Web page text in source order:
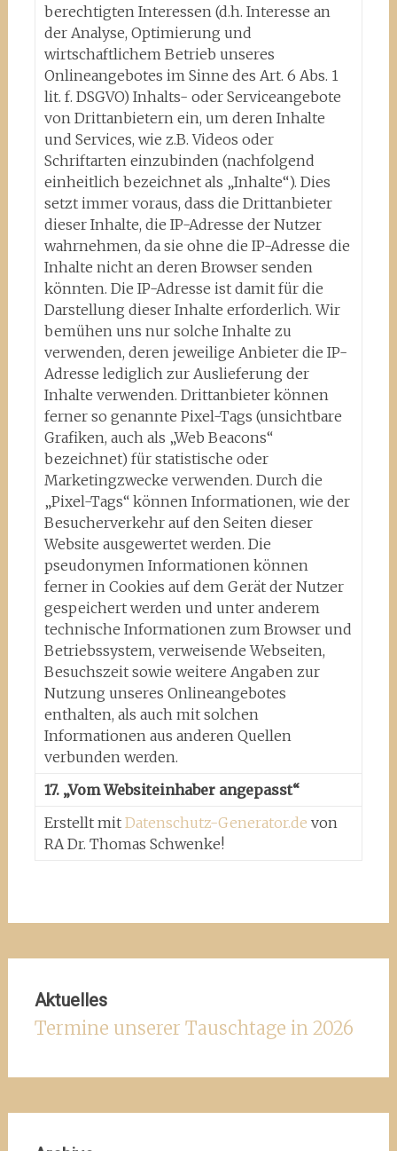
berechtigten Interessen (d.h. Interesse an
der Analyse, Optimierung und
wirtschaftlichem Betrieb unseres
Onlineangebotes im Sinne des Art. 6 Abs. 1
lit. f. DSGVO) Inhalts- oder Serviceangebote
von Drittanbietern ein, um deren Inhalte
und Services, wie z.B. Videos oder
Schriftarten einzubinden (nachfolgend
einheitlich bezeichnet als „Inhalte“). Dies
setzt immer voraus, dass die Drittanbieter
dieser Inhalte, die IP-Adresse der Nutzer
wahrnehmen, da sie ohne die IP-Adresse die
Inhalte nicht an deren Browser senden
könnten. Die IP-Adresse ist damit für die
Darstellung dieser Inhalte erforderlich. Wir
bemühen uns nur solche Inhalte zu
verwenden, deren jeweilige Anbieter die IP-
Adresse lediglich zur Auslieferung der
Inhalte verwenden. Drittanbieter können
ferner so genannte Pixel-Tags (unsichtbare
Grafiken, auch als „Web Beacons“
bezeichnet) für statistische oder
Marketingzwecke verwenden. Durch die
„Pixel-Tags“ können Informationen, wie der
Besucherverkehr auf den Seiten dieser
Website ausgewertet werden. Die
pseudonymen Informationen können
ferner in Cookies auf dem Gerät der Nutzer
gespeichert werden und unter anderem
technische Informationen zum Browser und
Betriebssystem, verweisende Webseiten,
Besuchszeit sowie weitere Angaben zur
Nutzung unseres Onlineangebotes
enthalten, als auch mit solchen
Informationen aus anderen Quellen
verbunden werden.
17. „Vom Websiteinhaber angepasst“
Erstellt mit Datenschutz-Generator.de von
RA Dr. Thomas Schwenke!
Aktuelles
Termine unserer Tauschtage in 2026